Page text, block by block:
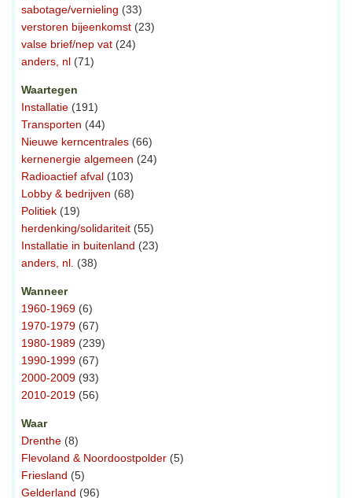
sabotage/vernieling (33)
verstoren bijeenkomst (23)
valse brief/nep vat (24)
anders, nl (71)
Waartegen
Installatie (191)
Transporten (44)
Nieuwe kerncentrales (66)
kernenergie algemeen (24)
Radioactief afval (103)
Lobby & bedrijven (68)
Politiek (19)
herdenking/solidariteit (55)
Installatie in buitenland (23)
anders, nl. (38)
Wanneer
1960-1969 (6)
1970-1979 (67)
1980-1989 (239)
1990-1999 (67)
2000-2009 (93)
2010-2019 (56)
Waar
Drenthe (8)
Flevoland & Noordoostpolder (5)
Friesland (5)
Gelderland (96)